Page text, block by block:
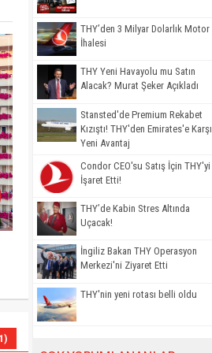
THY’den 3 Milyar Dolarlık Motor
İhalesi
THY Yeni Havayolu mu Satın
Alacak? Murat Şeker Açıkladı
Stansted'de Premium Rekabet
Kızıştı! THY'den Emirates'e Karşı
Yeni Avantaj
Condor CEO'su Satış İçin THY'yi
İşaret Etti!
THY’de Kabin Stres Altında
Uçacak!
İngiliz Bakan THY Operasyon
Merkezi'ni Ziyaret Etti
THY'nin yeni rotası belli oldu